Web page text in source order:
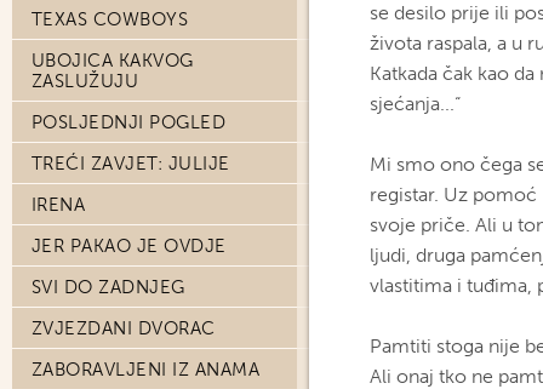
TEXAS COWBOYS
UBOJICA KAKVOG
ZASLUŽUJU
POSLJEDNJI POGLED
TREĆI ZAVJET: JULIJE
IRENA
JER PAKAO JE OVDJE
SVI DO ZADNJEG
ZVJEZDANI DVORAC
ZABORAVLJENI IZ ANAMA
se desilo prije ili
života raspala, a u
Katkada čak kao
sjećanja...“
Mi smo ono čega
registar. Uz pomoć
svoje priče. Ali u
ljudi, druga
vlastitima i tuđima,
Pamtiti stoga nije
Ali onaj tko ne